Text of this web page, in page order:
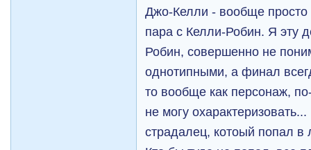
Джо-Келли - вообще просто
пара с Келли-Робин. Я эту
Робин, совершенно не
однотипными, а финал
то вообще как персонаж,
не могу
страдалец, котоый попал